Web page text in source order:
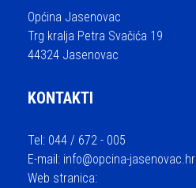
Općina Jasenovac
Trg kralja Petra Svačića 19
44324 Jasenovac
KONTAKTI
Tel: 044 / 672 - 005
E-mail: info@opcina-jasenovac.hr
Web stranica: